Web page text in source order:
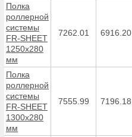
Полка
роллерной
системы
FR-SHEET
1250х280
мм
7262.01 6916.20
Полка
роллерной
системы
FR-SHEET
1300х280
мм
7555.99 7196.18